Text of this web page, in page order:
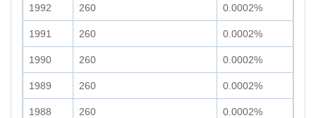
1992 260 0.0002%
1991 260 0.0002%
1990 260 0.0002%
1989 260 0.0002%
1988 260 0.0002%